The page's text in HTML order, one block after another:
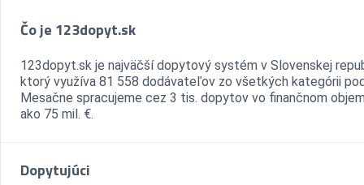
Čo je 123dopyt.sk
123dopyt.sk je najväčší dopytový systém v Slovenskej
ktorý využíva 81 558 dodávateľov zo všetkých kategórii
Mesačne spracujeme cez 3 tis. dopytov vo finančnom
ako 75 mil. €.
Dopytujúci